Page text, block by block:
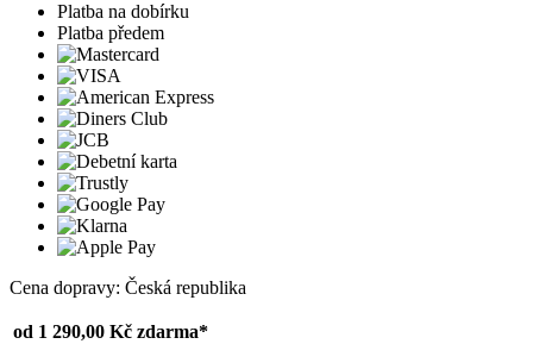
Platba na dobírku
Platba předem
Cena dopravy: Česká republika
od 1 290,00 Kč zdarma*